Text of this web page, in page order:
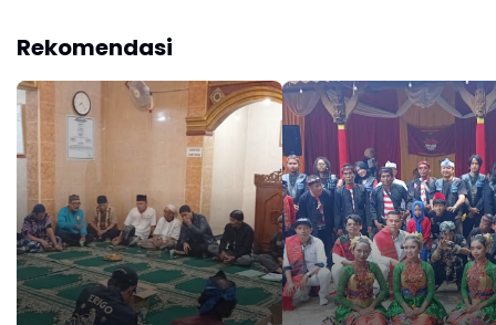
Kekosongan Layanan
Gigi di Puskesmas
Rekomendasi